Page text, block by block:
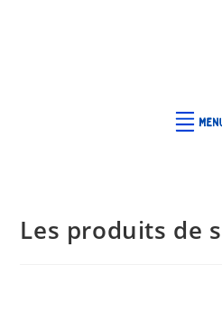
Les produits de